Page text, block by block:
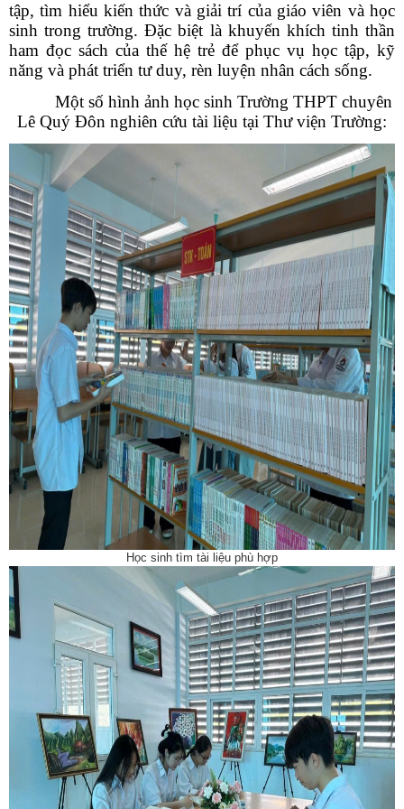
tập,tìm hiểu kiến thức và giải trí của giáo viên và học
sinh trong trường. Đặc biệt là khuyến khích tinh thần
ham đọc sách của thế hệ trẻ để phục vụ học tập, kỹ
năng và phát triển tư duy, rèn luyện nhân cách sống.
Một số hình ảnh học sinh Trường THPT chuyên
Lê Quý Đôn nghiên cứu tài liệu tại Thư viện Trường:
Học sinh tìm tài liệu phù hợp